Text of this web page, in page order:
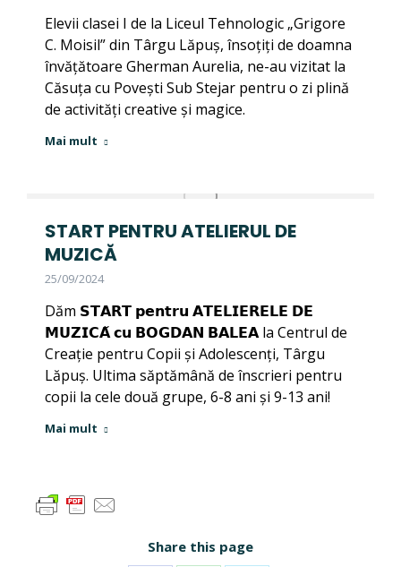
Elevii clasei I de la Liceul Tehnologic „Grigore
C. Moisil” din Târgu Lăpuș, însoțiți de doamna
învățătoare Gherman Aurelia, ne-au vizitat la
Căsuța cu Povești Sub Stejar pentru o zi plină
de activități creative și magice.
Mai mult
START PENTRU ATELIERUL DE
MUZICĂ
25/09/2024
Dăm 𝗦𝗧𝗔𝗥𝗧 𝗽𝗲𝗻𝘁𝗿𝘂 𝗔𝗧𝗘𝗟𝗜𝗘𝗥𝗘𝗟𝗘 𝗗𝗘
𝗠𝗨𝗭𝗜𝗖𝗔̆ 𝗰𝘂 𝗕𝗢𝗚𝗗𝗔𝗡 𝗕𝗔𝗟𝗘𝗔 la Centrul de
Creație pentru Copii și Adolescenți, Târgu
Lăpuș. Ultima săptămână de înscrieri pentru
copii la cele două grupe, 6-8 ani și 9-13 ani!
Mai mult
Share this page